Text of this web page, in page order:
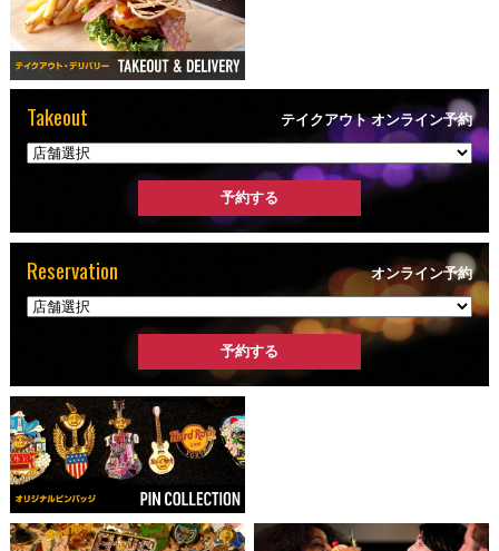
Takeout テイクアウト オンライン予約
Reservation オンライン予約